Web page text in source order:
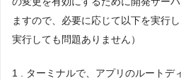
ますので、必要に応じて以下を実行
実行しても問題ありません）
1 . ターミナルで、アプリのルートデ